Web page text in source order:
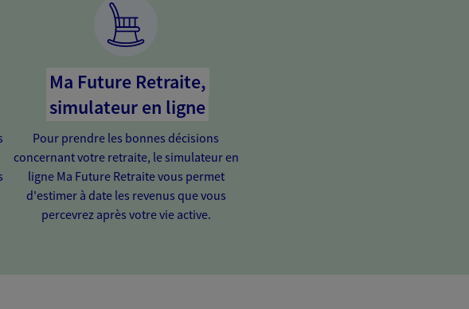
Ma Future Retraite,
simulateur en ligne
Pour prendre les bonnes décisions
concernant votre retraite, le simulateur en
ligne Ma Future Retraite vous permet
d'estimer à date les revenus que vous
percevrez après votre vie active.